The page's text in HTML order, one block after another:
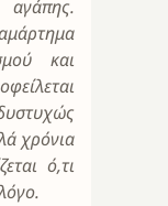
και
χρόνια
ό,τι